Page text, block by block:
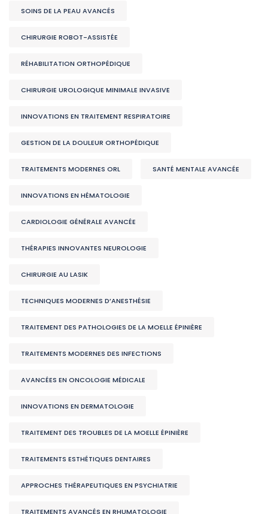
SOINS DE LA PEAU AVANCÉS
CHIRURGIE ROBOT-ASSISTÉE
RÉHABILITATION ORTHOPÉDIQUE
CHIRURGIE UROLOGIQUE MINIMALE INVASIVE
INNOVATIONS EN TRAITEMENT RESPIRATOIRE
GESTION DE LA DOULEUR ORTHOPÉDIQUE
TRAITEMENTS MODERNES ORL SANTÉ MENTALE AVANCÉE
INNOVATIONS EN HÉMATOLOGIE
CARDIOLOGIE GÉNÉRALE AVANCÉE
THÉRAPIES INNOVANTES NEUROLOGIE
CHIRURGIE AU LASIK
TECHNIQUES MODERNES D’ANESTHÉSIE
TRAITEMENT DES PATHOLOGIES DE LA MOELLE ÉPINIÈRE
TRAITEMENTS MODERNES DES INFECTIONS
AVANCÉES EN ONCOLOGIE MÉDICALE
INNOVATIONS EN DERMATOLOGIE
TRAITEMENT DES TROUBLES DE LA MOELLE ÉPINIÈRE
TRAITEMENTS ESTHÉTIQUES DENTAIRES
APPROCHES THÉRAPEUTIQUES EN PSYCHIATRIE
TRAITEMENTS AVANCÉS EN RHUMATOLOGIE